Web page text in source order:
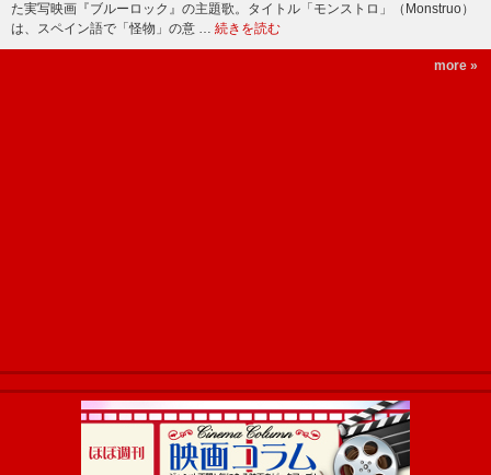
た実写映画『ブルーロック』の主題歌。タイトル「モンストロ」（Monstruo）
は、スペイン語で「怪物」の意 … 続きを読む
more »